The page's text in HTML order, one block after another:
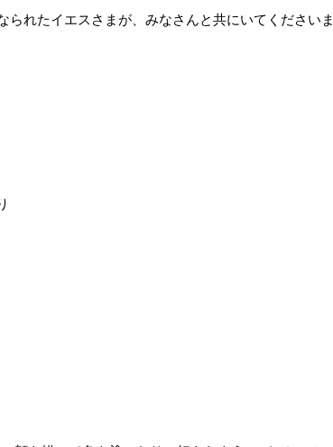
れたイエスさまが、みなさんと共にいてくださいま